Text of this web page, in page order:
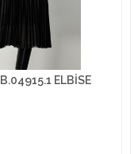
ELBİSE